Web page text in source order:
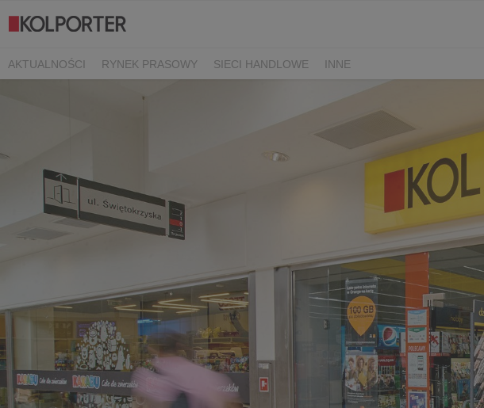
AKTUALNOŚCI RYNEK PRASOWY SIECI HANDLOWE INNE